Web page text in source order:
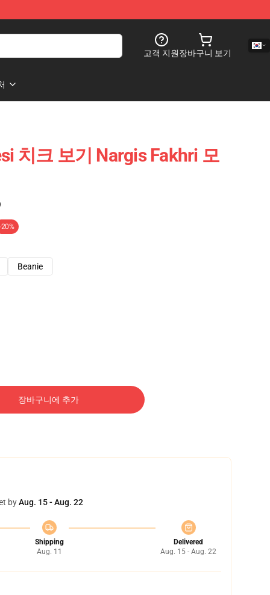
고객 지원장바구니 보기
치크 보기 Nargis Fakhri 모
-20%
Beanie
장바구니에 추가
byAug. 15 - Aug. 22
Shipping
Aug. 11
Delivered
Aug. 15 - Aug. 22